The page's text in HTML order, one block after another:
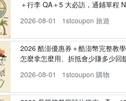
＋行李 QA＋5 大必訪，通鋪單程
2026-08-01
1stcoupon 旅遊
2026 酷澎優惠券＋酷澎幣完整教
怎麼拿怎麼用、折抵會少賺多少回
2026-08-01
1stcoupon 購物